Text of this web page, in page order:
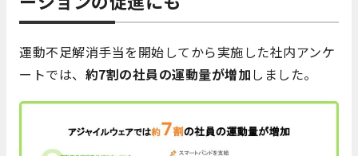
運動不足解消手当を開始してから実施した社内アンケ
ートでは、 約7割の社員の運動量が増加しました。